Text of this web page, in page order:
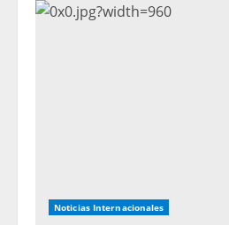
Noticias Internacionales